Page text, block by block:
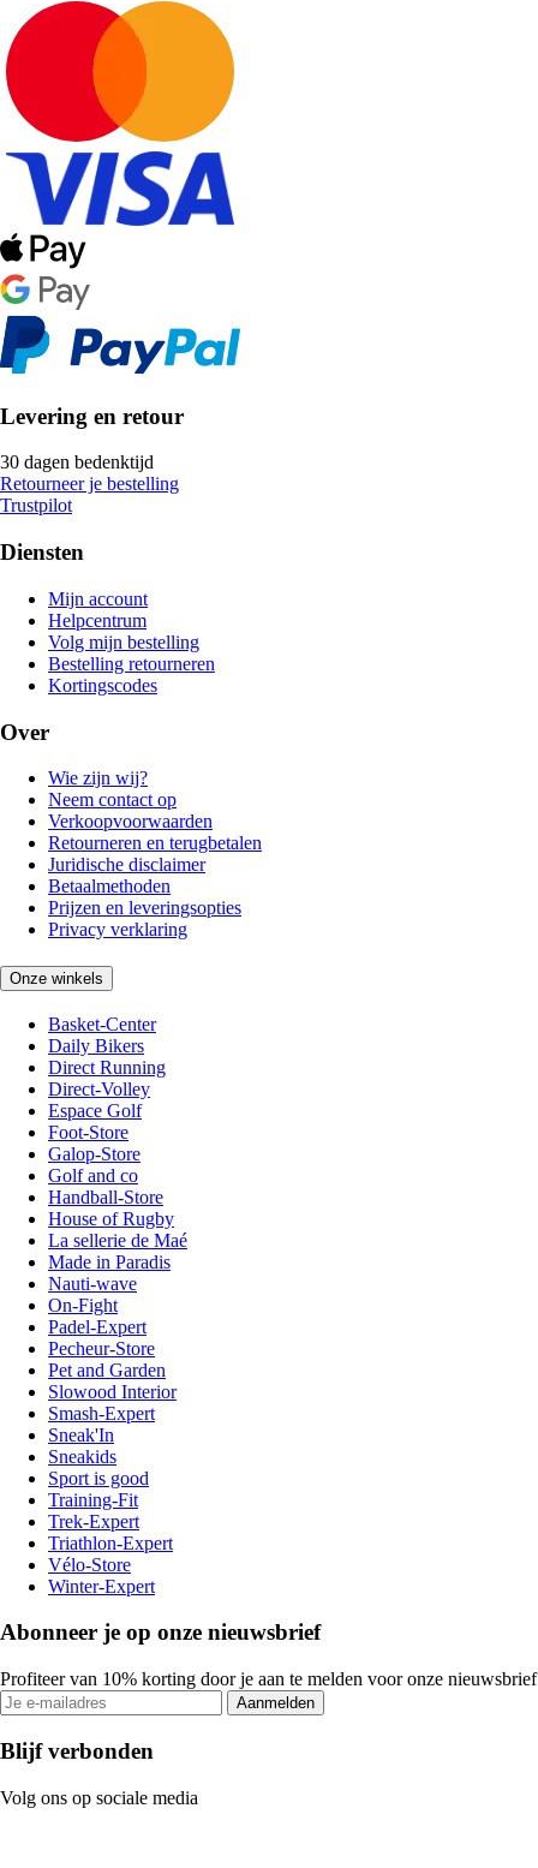
Levering en retour
30 dagen bedenktijd
Retourneer je bestelling
Trustpilot
Diensten
Mijn account
Helpcentrum
Volg mijn bestelling
Bestelling retourneren
Kortingscodes
Over
Wie zijn wij?
Neem contact op
Verkoopvoorwaarden
Retourneren en terugbetalen
Juridische disclaimer
Betaalmethoden
Prijzen en leveringsopties
Privacy verklaring
Onze winkels
Basket-Center
Daily Bikers
Direct Running
Direct-Volley
Espace Golf
Foot-Store
Galop-Store
Golf and co
Handball-Store
House of Rugby
La sellerie de Maé
Made in Paradis
Nauti-wave
On-Fight
Padel-Expert
Pecheur-Store
Pet and Garden
Slowood Interior
Smash-Expert
Sneak'In
Sneakids
Sport is good
Training-Fit
Trek-Expert
Triathlon-Expert
Vélo-Store
Winter-Expert
Abonneer je op onze nieuwsbrief
Profiteer van 10% korting door je aan te melden voor onze nieuwsbrief
Aanmelden
Blijf verbonden
Volg ons op sociale media